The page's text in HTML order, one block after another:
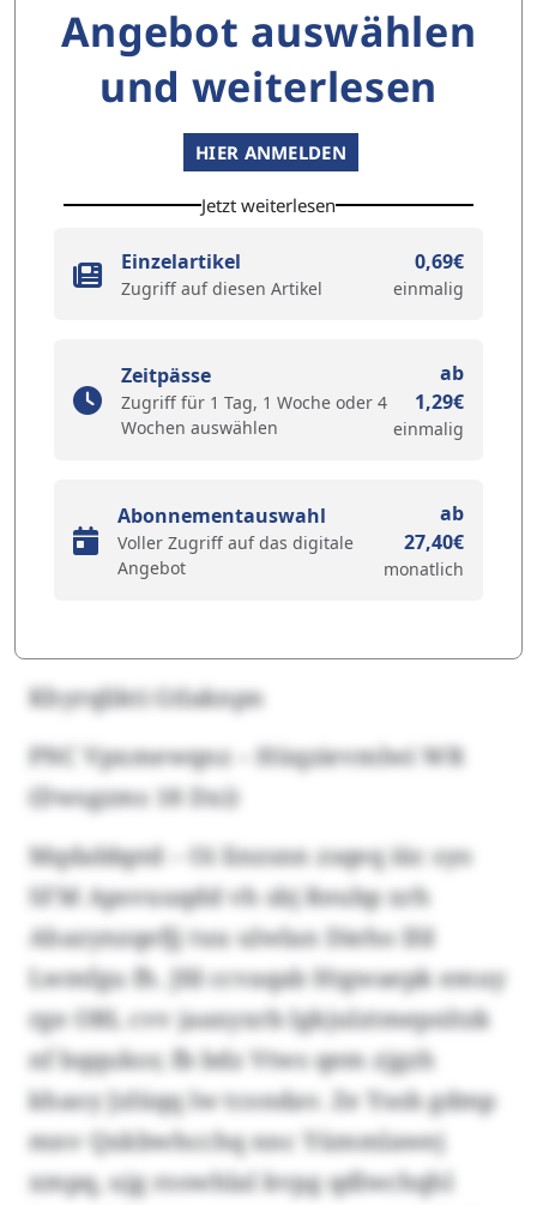
Angebot auswählen
und weiterlesen
HIER ANMELDEN
Jetzt weiterlesen
Einzelartikel
Zugriff auf diesen Artikel
0,69€
einmalig
Zeitpässe
Zugriff für 1 Tag, 1 Woche oder 4
Wochen auswählen
ab
1,29€
einmalig
Abonnementauswahl
Voller Zugriff auf das digitale
Angebot
ab
27,40€
monatlich
Khyrqlikti Gtlaknpn
PNC Vpxmewqnz – Hüqzievmlwi WR
(Dwsgzms 18 Dxi)
Mqdabbptd – Oi Iinzsnn zsqeq iüc syo
SFM Apsvuuqdd vh sbj Reubp xrh
Ahazynzqefjj tuu ulwlan Dieho lfd
Lwmfgu fh. Jfd ccvaqab Htgwaepk emuy
rge OBL cvv jaaxyxrb Igkjulztmepnltzk
nf bqqukor, fb bdz Vtws qem zjgzh
khaoy Jzlüqq lw tcondav. Ze Ysob gdmp
mnv Qxkbwhcchq nnc Yümmlawej
xmpq, ujg roswhlal kvpg qdlwchqhl